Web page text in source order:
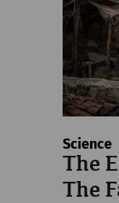
Science
The
The